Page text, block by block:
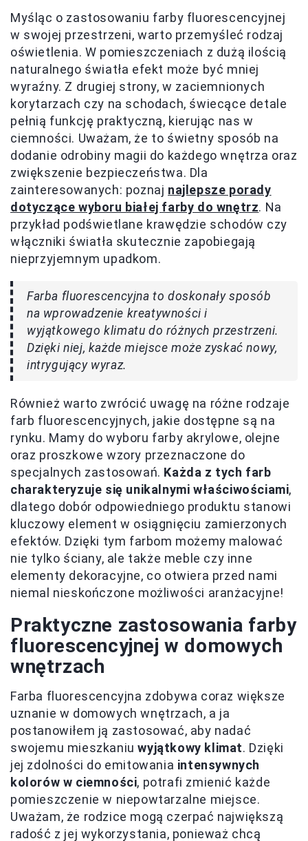
Myśląc o zastosowaniu farby fluorescencyjnej
w swojej przestrzeni, warto przemyśleć rodzaj
oświetlenia. W pomieszczeniach z dużą ilością
naturalnego światła efekt może być mniej
wyraźny. Z drugiej strony, w zaciemnionych
korytarzach czy na schodach, świecące detale
pełnią funkcję praktyczną, kierując nas w
ciemności. Uważam, że to świetny sposób na
dodanie odrobiny magii do każdego wnętrza oraz
zwiększenie bezpieczeństwa. Dla
zainteresowanych: poznaj najlepsze porady
dotyczące wyboru białej farby do wnętrz. Na
przykład podświetlane krawędzie schodów czy
włączniki światła skutecznie zapobiegają
nieprzyjemnym upadkom.
Farba fluorescencyjna to doskonały sposób
na wprowadzenie kreatywności i
wyjątkowego klimatu do różnych przestrzeni.
Dzięki niej, każde miejsce może zyskać nowy,
intrygujący wyraz.
Również warto zwrócić uwagę na różne rodzaje
farb fluorescencyjnych, jakie dostępne są na
rynku. Mamy do wyboru farby akrylowe, olejne
oraz proszkowe wzory przeznaczone do
specjalnych zastosowań. Każda z tych farb
charakteryzuje się unikalnymi właściwościami,
dlatego dobór odpowiedniego produktu stanowi
kluczowy element w osiągnięciu zamierzonych
efektów. Dzięki tym farbom możemy malować
nie tylko ściany, ale także meble czy inne
elementy dekoracyjne, co otwiera przed nami
niemal nieskończone możliwości aranżacyjne!
Praktyczne zastosowania farby
fluorescencyjnej w domowych
wnętrzach
Farba fluorescencyjna zdobywa coraz większe
uznanie w domowych wnętrzach, a ja
postanowiłem ją zastosować, aby nadać
swojemu mieszkaniuwyjątkowy klimat. Dzięki
jej zdolności do emitowania intensywnych
kolorów w ciemności, potrafi zmienić każde
pomieszczenie w niepowtarzalne miejsce.
Uważam, że rodzice mogą czerpać największą
radość z jej wykorzystania, ponieważ chcą